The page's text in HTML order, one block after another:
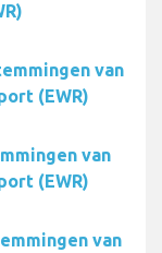
van
(EWR)
van
(EWR)
van